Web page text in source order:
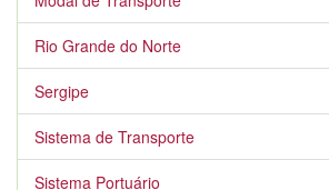
Rio Grande do Norte
Sergipe
Sistema de Transporte
Sistema Portuário